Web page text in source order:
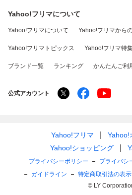
Yahoo!フリマについて
Yahoo!フリマについて Yahoo!フリマから
Yahoo!フリマトピックス Yahoo!フリマ特
ブランド一覧 ランキング かんたんご利
公式アカウント
Yahoo!フリマ
Yahoo!
Yahoo!ショッピング
プライバシーポリシー プライバシ
ガイドライン
特定商取引法の表示
© LY